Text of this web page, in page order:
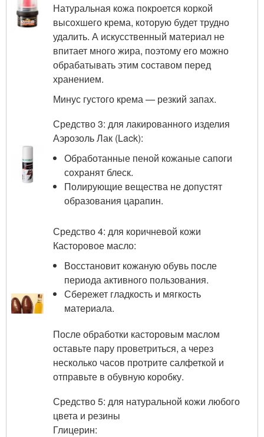
Натуральная кожа покроется коркой
высохшего крема, которую будет трудно
удалить. А искусственный материал не
впитает много жира, поэтому его можно
обрабатывать этим составом перед
хранением.
Минус густого крема — резкий запах.
Средство 3: для лакированного изделия
Аэрозоль Лак (Lack):
Обработанные пеной кожаные сапоги
сохранят блеск.
Полирующие вещества не допустят
образования царапин.
Средство 4: для коричневой кожи
Касторовое масло:
Восстановит кожаную обувь после
периода активного пользования.
Сбережет гладкость и мягкость
материала.
После обработки касторовым маслом
оставьте пару проветриться, а через
несколько часов протрите салфеткой и
отправьте в обувную коробку.
Средство 5: для натуральной кожи любого
цвета и резины
Глицерин: